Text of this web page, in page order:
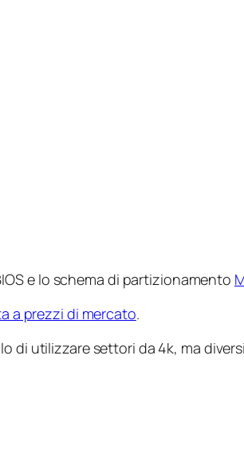
e lo schema di partizionamento
a prezzi di mercato.
di utilizzare settori da 4k, ma